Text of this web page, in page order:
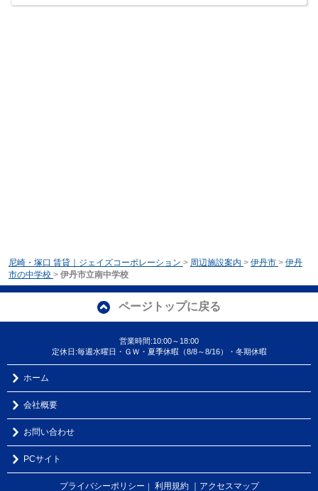
尼崎・塚口 賃貸｜ジェイズコーポレーション > 周辺施設案内 > 伊丹市 > 伊丹
市の中学校 > 伊丹市立南中学校
ページトップに戻る
営業時間:10:00～18:00
定休日:毎週水曜日・ＧＷ・夏季休暇（8/8～8/16）・冬期休暇
ホーム
会社概要
お問い合わせ
PCサイト
プライバシーポリシー ｜ 利用規約 ｜アクセスマップ